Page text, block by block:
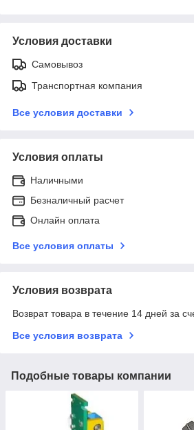
Условия доставки
Самовывоз
Транспортная компания
Все условия доставки
Условия оплаты
Наличными
Безналичный расчет
Онлайн оплата
Все условия оплаты
Условия возврата
Возврат товара в течение 14 дней за
Все условия возврата
Подобные товары компании